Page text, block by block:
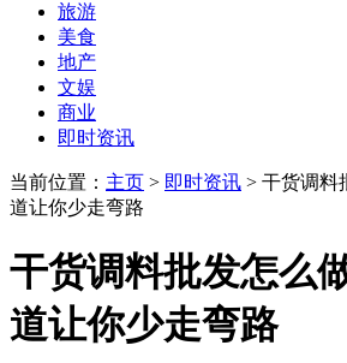
旅游
美食
地产
文娱
商业
即时资讯
当前位置： 主页 > 即时资讯 > 干货调料
道让你少走弯路
干货调料批发怎么
道让你少走弯路